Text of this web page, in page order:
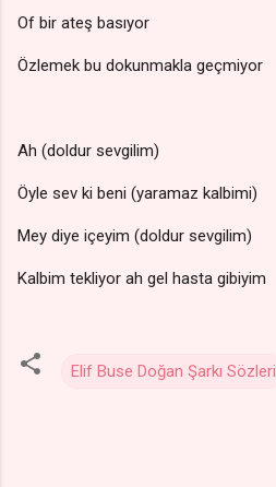
Of bir ateş basıyor
Özlemek bu dokunmakla geçmiyor
Ah (doldur sevgilim)
Öyle sev ki beni (yaramaz kalbimi)
Mey diye içeyim (doldur sevgilim)
Kalbim tekliyor ah gel hasta gibiyim
Elif Buse Doğan Şarkı Sözleri